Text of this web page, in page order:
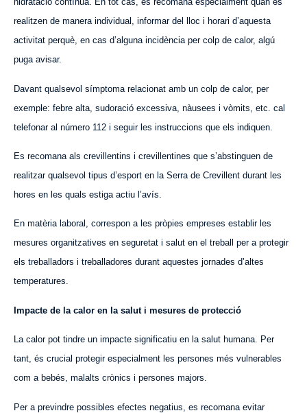
realitzen de manera individual, informar del lloc i horari d’aquesta
activitat perquè, en cas d’alguna incidència per colp de calor, algú
puga avisar.
Davant qualsevol símptoma relacionat amb un colp de calor, per
exemple: febre alta, sudoració excessiva, nàusees i vòmits, etc. cal
telefonar al número 112 i seguir les instruccions que els indiquen.
Es recomana als crevillentins i crevillentines que s’abstinguen de
realitzar qualsevol tipus d’esport en la Serra de Crevillent durant les
hores en les quals estiga actiu l’avís.
En matèria laboral, correspon a les pròpies empreses establir les
mesures organitzatives en seguretat i salut en el treball per a protegir
els treballadors i treballadores durant aquestes jornades d’altes
temperatures.
Impacte de la calor en la salut i mesures de protecció
La calor pot tindre un impacte significatiu en la salut humana. Per
tant, és crucial protegir especialment les persones més vulnerables
com a bebés, malalts crònics i persones majors.
Per a previndre possibles efectes negatius, es recomana evitar